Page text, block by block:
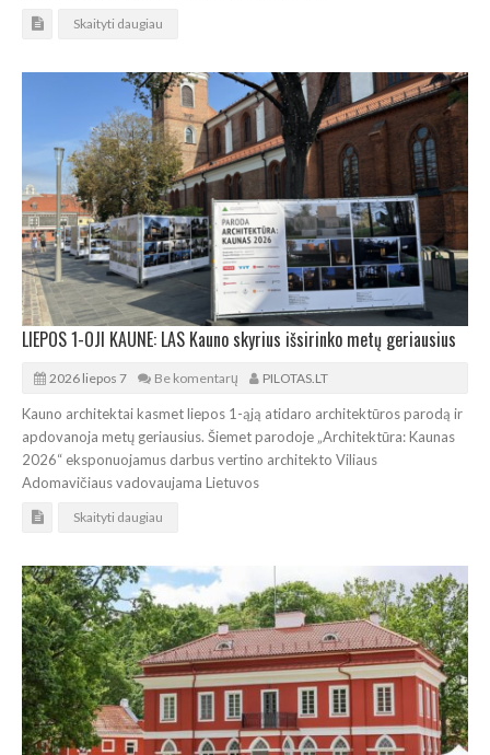
Skaityti daugiau
LIEPOS 1-OJI KAUNE: LAS Kauno skyrius išsirinko metų geriausius
2026 liepos 7 Be komentarų PILOTAS.LT
Kauno architektai kasmet liepos 1-ąją atidaro architektūros parodą ir
apdovanoja metų geriausius. Šiemet parodoje „Architektūra: Kaunas
2026“ eksponuojamus darbus vertino architekto Viliaus
Adomavičiaus vadovaujama Lietuvos
Skaityti daugiau